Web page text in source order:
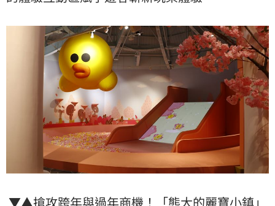
▼▲搶攻跨年與過年商機！「熊大的麗寶小鎮」